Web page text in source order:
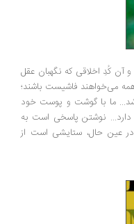
که نگهبان عقل
فاشیست باشند؛
با گوشت و پوست خود
نوشتن پاسخی است به
حال، ستایشی است از